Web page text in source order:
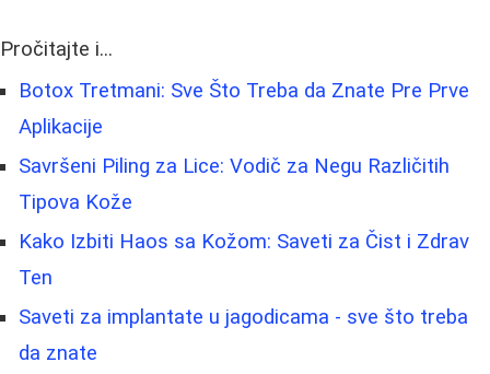
Pročitajte i...
Botox Tretmani: Sve Što Treba da Znate Pre Prve
Aplikacije
Savršeni Piling za Lice: Vodič za Negu Različitih
Tipova Kože
Kako Izbiti Haos sa Kožom: Saveti za Čist i Zdrav
Ten
Saveti za implantate u jagodicama - sve što treba
da znate